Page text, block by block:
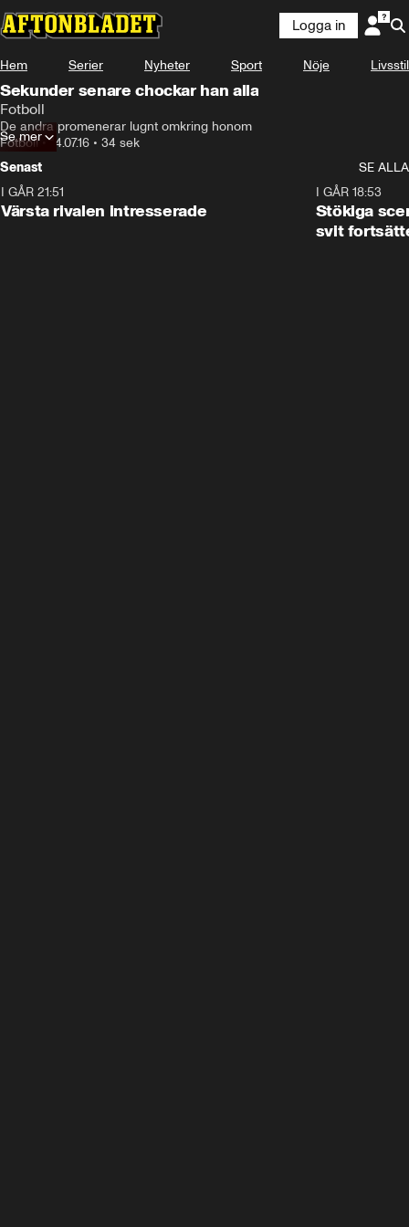
Logga in
Hem Serier Nyheter Sport Nöje Livsstil
Sekunder senare chockar han alla
Fotboll
De andra promenerar lugnt omkring honom
Fotboll•14.07.16 • 34 sek
Se mer
Senast
SE ALLA
I GÅR 21:51
Värsta rivalen intresserade
I GÅR 18:53
Stökiga
svit